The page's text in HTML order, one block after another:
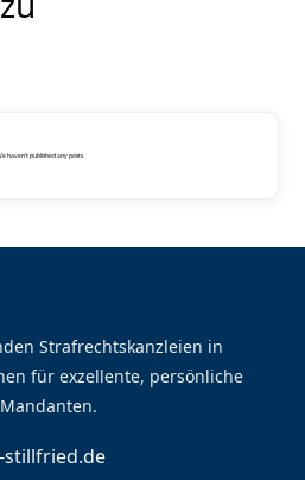
haven't published any posts
Strafrechtskanzleien in
für exzellente, persönliche
stillfried.de